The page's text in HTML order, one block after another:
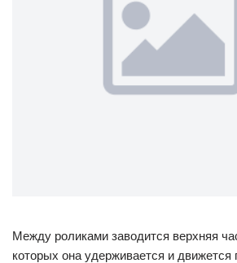
Между роликами заводится верхняя
которых она удерживается и движется